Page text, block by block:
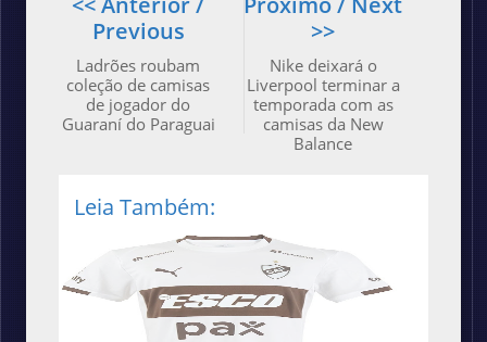
>>
Nike deixará o
Liverpool terminar a
temporada com as
camisas da New
Balance
Previous
Ladrões roubam
coleção de camisas
de jogador do
Guaraní do Paraguai
Leia Também: